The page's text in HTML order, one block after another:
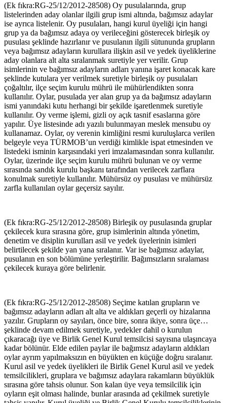
(Ek fıkra:RG-25/12/2012-28508) Oy pusulalarında, grup
listelerinden aday olanlar ilgili grup ismi altında, bağımsız adaylar
ise ayrıca listelenir. Oy pusulaları, hangi kurul üyeliği için hangi
grup ya da bağımsız adaya oy verileceğini gösterecek birleşik oy
pusulası şeklinde hazırlanır ve pusulanın ilgili sütununda grupların
veya bağımsız adayların kurullara ilişkin asil ve yedek üyeliklerine
aday olanlara alt alta sıralanmak suretiyle yer verilir. Grup
isimlerinin ve bağımsız adayların adları yanına işaret konacak kare
şeklinde kutulara yer verilmek suretiyle birleşik oy pusulaları
çoğaltılır, ilçe seçim kurulu mührü ile mühürlendikten sonra
kullanılır. Oylar, pusulada yer alan grup ya da bağımsız adayların
ismi yanındaki kutu herhangi bir şekilde işaretlenmek suretiyle
kullanılır. Oy verme işlemi, gizli oy açık tasnif esaslarına göre
yapılır. Üye listesinde adı yazılı bulunmayan meslek mensubu oy
kullanamaz. Oylar, oy verenin kimliğini resmi kuruluşlarca verilen
belgeyle veya TÜRMOB’un verdiği kimlikle ispat etmesinden ve
listedeki isminin karşısındaki yeri imzalamasından sonra kullanılır.
Oylar, üzerinde ilçe seçim kurulu mührü bulunan ve oy verme
sırasında sandık kurulu başkanı tarafından verilecek zarflara
konulmak suretiyle kullanılır. Mühürsüz oy pusulası ve mühürsüz
zarfla kullanılan oylar geçersiz sayılır.
(Ek fıkra:RG-25/12/2012-28508) Birleşik oy pusulasında gruplar
çekilecek kura sırasına göre, grup isimlerinin altında yönetim,
denetim ve disiplin kurulları asil ve yedek üyelerinin isimleri
belirtilecek şekilde yan yana sıralanır. Var ise bağımsız adaylar,
pusulanın en son bölümüne yerleştirilir. Bağımsızların sıralaması
çekilecek kuraya göre belirlenir.
(Ek fıkra:RG-25/12/2012-28508) Seçime katılan grupların ve
bağımsız adayların adları alt alta ve aldıkları geçerli oy hizalarına
yazılır. Grupların oy sayıları, önce bire, sonra ikiye, sonra üçe…
şeklinde devam edilmek suretiyle, yedekler dahil o kurulun
çıkaracağı üye ve Birlik Genel Kurul temsilcisi sayısına ulaşıncaya
kadar bölünür. Elde edilen paylar ile bağımsız adayların aldıkları
oylar ayrım yapılmaksızın en büyükten en küçüğe doğru sıralanır.
Kurul asil ve yedek üyelikleri ile Birlik Genel Kurul asil ve yedek
temsilcilikleri, gruplara ve bağımsız adaylara rakamların büyüklük
sırasına göre tahsis olunur. Son kalan üye veya temsilcilik için
oyların eşit olması halinde, bunlar arasında ad çekilmek suretiyle